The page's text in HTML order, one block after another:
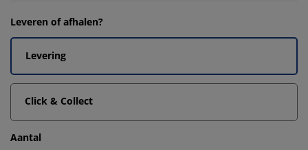
Leveren of afhalen?
Levering
Click & Collect
Aantal